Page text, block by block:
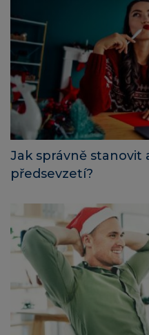
Jak správně
předsevzetí?